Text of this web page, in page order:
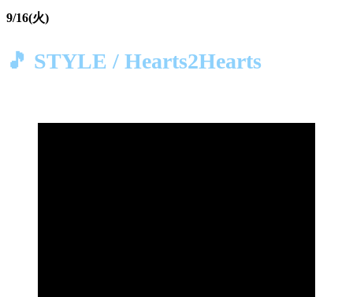
9/16(火)
🎵 STYLE / Hearts2Hearts